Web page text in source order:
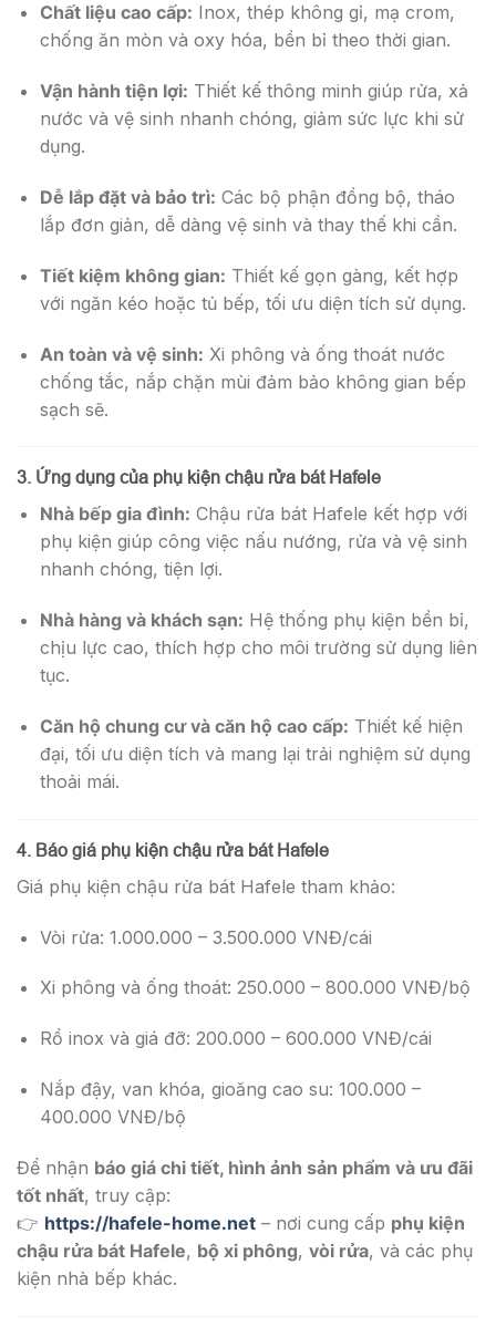
Chất liệu cao cấp: Inox, thép không gỉ, mạ crom,
chống ăn mòn và oxy hóa, bền bỉ theo thời gian.
Vận hành tiện lợi: Thiết kế thông minh giúp rửa, xả
nước và vệ sinh nhanh chóng, giảm sức lực khi sử
dụng.
Dễ lắp đặt và bảo trì: Các bộ phận đồng bộ, tháo
lắp đơn giản, dễ dàng vệ sinh và thay thế khi cần.
Tiết kiệm không gian: Thiết kế gọn gàng, kết hợp
với ngăn kéo hoặc tủ bếp, tối ưu diện tích sử dụng.
An toàn và vệ sinh: Xi phông và ống thoát nước
chống tắc, nắp chặn mùi đảm bảo không gian bếp
sạch sẽ.
3. Ứng dụng của phụ kiện chậu rửa bát Hafele
Nhà bếp gia đình: Chậu rửa bát Hafele kết hợp với
phụ kiện giúp công việc nấu nướng, rửa và vệ sinh
nhanh chóng, tiện lợi.
Nhà hàng và khách sạn: Hệ thống phụ kiện bền bỉ,
chịu lực cao, thích hợp cho môi trường sử dụng liên
tục.
Căn hộ chung cư và căn hộ cao cấp: Thiết kế hiện
đại, tối ưu diện tích và mang lại trải nghiệm sử dụng
thoải mái.
4. Báo giá phụ kiện chậu rửa bát Hafele
Giá phụ kiện chậu rửa bát Hafele tham khảo:
Vòi rửa: 1.000.000 – 3.500.000 VNĐ/cái
Xi phông và ống thoát: 250.000 – 800.000 VNĐ/bộ
Rổ inox và giá đỡ: 200.000 – 600.000 VNĐ/cái
Nắp đậy, van khóa, gioăng cao su: 100.000 –
400.000 VNĐ/bộ
Để nhận báo giá chi tiết, hình ảnh sản phẩm và ưu đãi
tốt nhất, truy cập:
👉 https://hafele-home.net – nơi cung cấp phụ kiện
chậu rửa bát Hafele, bộ xi phông, vòi rửa, và các phụ
kiện nhà bếp khác.